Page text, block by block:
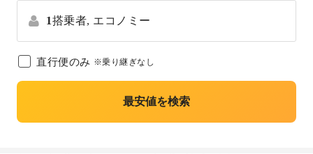
1搭乗者, エコノミー
直行便のみ ※乗り継ぎなし
最安値を検索